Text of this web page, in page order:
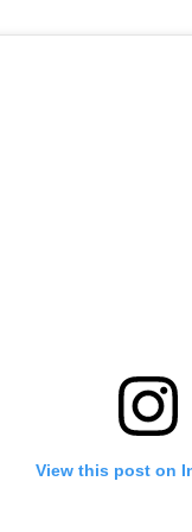
View this post on